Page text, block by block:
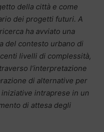
della città e come
dei progetti futuri. A
ha avviato una
del contesto urbano di
livelli di complessità,
l’interpretazione
di alternative per
intraprese in un
di attesa degli